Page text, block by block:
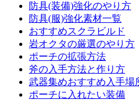
防具(装備)強化のやり方
防具(服)強化素材一覧
おすすめスクラビルド
岩オクタの厳選のやり方
ポーチの拡張方法
斧の入手方法と作り方
武器集めおすすめ入手場
ポーチに入れたい装備